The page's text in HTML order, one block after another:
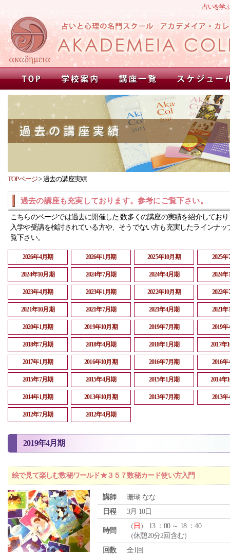
占いを学
TOPページ>過去の講座実績
過去の講座も充実しております。参考にご覧下さい。
こちらのページでは過去に開催した 数多くの講座の実績を紹介してお
入学や受講を検討されている方や、そうでない方も充実したラインナッ
覧下さい。
2026年4月期 2026年1月期 2025年10月期 2025
2024年10月期 2024年7月期 2024年4月期 2024
2023年4月期 2023年1月期 2022年10月期 2022
2021年10月期 2021年7月期 2021年4月期 2021
2020年1月期 2019年10月期 2019年7月期 2019
2018年7月期 2018年4月期 2018年1月期 2017年
2017年1月期 2016年10月期 2016年7月期 2016
2015年7月期 2015年4月期 2015年1月期 2014年
2014年1月期 2013年10月期 2013年7月期 2013
2012年7月期 2012年4月期
2019年4月期
絵で見て楽しむ数秘ワールド★３５７数秘カード使い方入門
講師
珊瑚 なな
日程
3月 10日
時間
（ 日 ） 13 ：00 ～ 18 ：40
（休憩20分2回含む）
回数
全1回